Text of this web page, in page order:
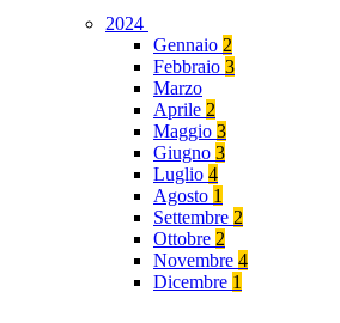
2024
Gennaio 2
Febbraio 3
Marzo
Aprile 2
Maggio 3
Giugno 3
Luglio 4
Agosto 1
Settembre 2
Ottobre 2
Novembre 4
Dicembre 1